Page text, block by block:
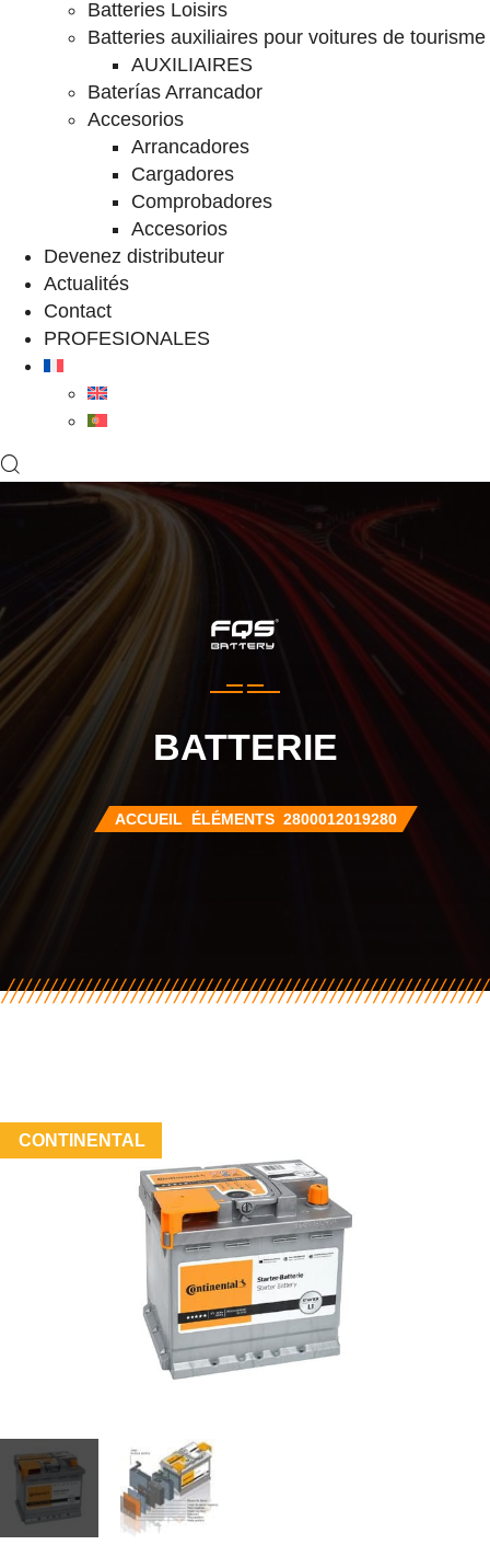
Batteries Loisirs
Batteries auxiliaires pour voitures de tourisme
AUXILIAIRES
Baterías Arrancador
Accesorios
Arrancadores
Cargadores
Comprobadores
Accesorios
Devenez distributeur
Actualités
Contact
PROFESIONALES
BATTERIE
ACCUEIL ÉLÉMENTS 2800012019280
CONTINENTAL